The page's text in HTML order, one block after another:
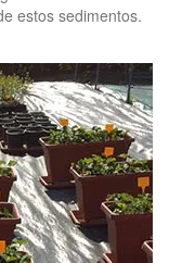
estos sedimentos.